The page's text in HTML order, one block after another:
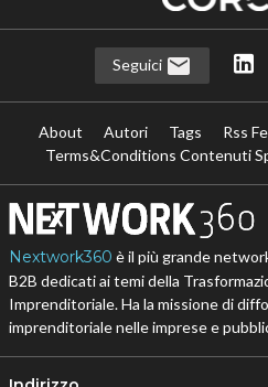
Seguici
About Autori Tags Rss
Terms&Conditions Contenuti
Nextwork360 è il più grande
B2B dedicati ai temi della
Imprenditoriale. Ha la missione di
imprenditoriale nelle imprese e